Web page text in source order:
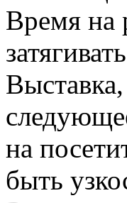
Время на
на
быть